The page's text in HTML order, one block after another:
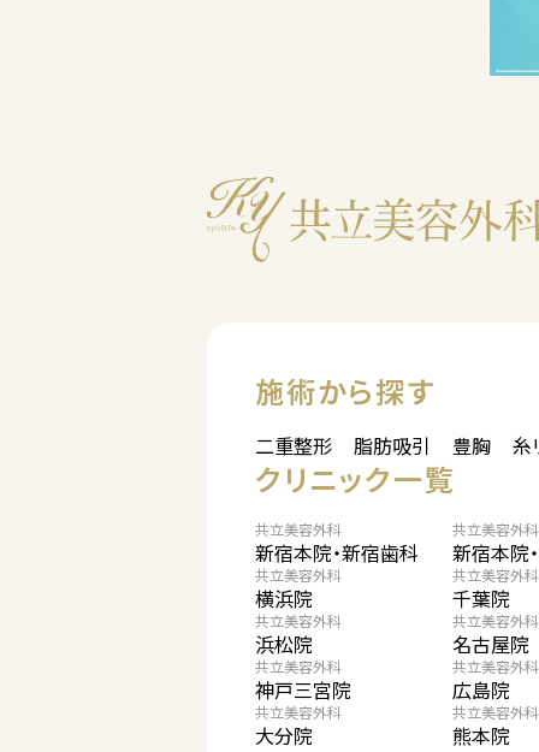
施術から探す
二重整形 脂肪吸引 豊胸 糸
クリニック一覧
共立美容外科
新宿本院・新宿歯科
共立美容外科
新宿本院
共立美容外科
横浜院
共立美容外科
千葉院
共立美容外科
浜松院
共立美容外科
名古屋院
共立美容外科
神戸三宮院
共立美容外科
広島院
共立美容外科
大分院
共立美容外科
熊本院